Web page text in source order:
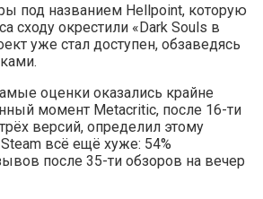
под названием Hellpoint, которую
сходу окрестили «Dark Souls в
уже стал доступен, обзаведясь
оценки оказались крайне
момент Metacritic, после 16-ти
версий, определил этому
всё ещё хуже: 54%
после 35-ти обзоров на вечер